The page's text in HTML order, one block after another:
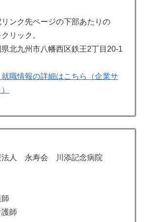
リンク先ページの下部あたりの
リック。
県北九州市八幡西区鉄王2丁目20-1
職情報の詳細はこちら（企業サ
法人 永寿会 川添記念病院
師